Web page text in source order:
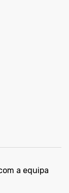
a equipa